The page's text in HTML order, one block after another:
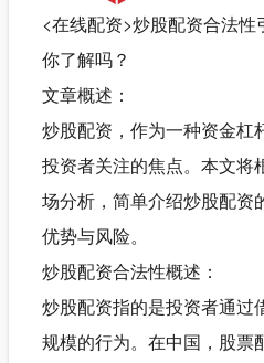
<在线配资>炒股配资合法
你了解吗？
文章概述：
炒股配资，作为一种资金杠
投资者关注的焦点。本文将
场分析，简单介绍炒股配资
优势与风险。
炒股配资合法性概述：
炒股配资指的是投资者通过
规模的行为。在中国，股票